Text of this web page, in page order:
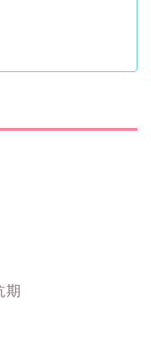
期